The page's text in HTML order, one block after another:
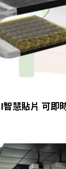
慧貼片 可即